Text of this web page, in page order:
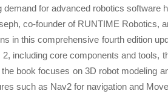
demand for advanced robotics software
co-founder of RUNTIME Robotics,
in this comprehensive fourth edition
2, including core components and tools,
book focuses on 3D robot modeling
such as Nav2 for navigation and